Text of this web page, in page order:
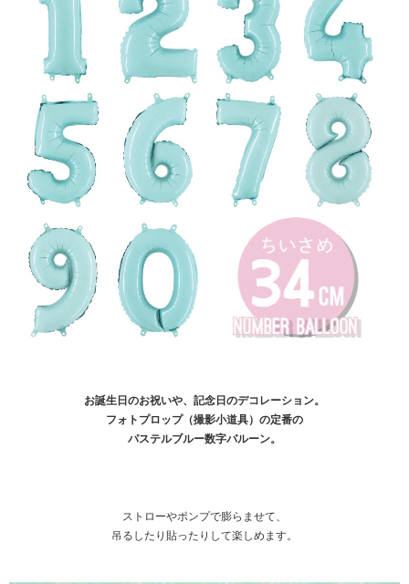
お誕生日のお祝いや、記念日のデコレーション。
フォトプロップ（撮影小道具）の定番の
パステルブルー数字バルーン。
ストローやポンプで膨らませて、
吊るしたり貼ったりして楽しめます。